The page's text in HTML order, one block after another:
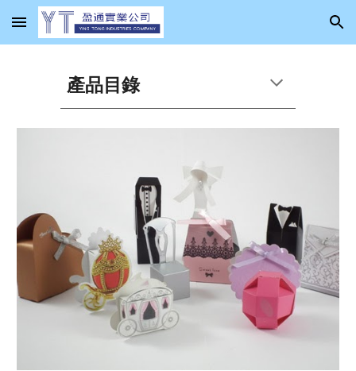
Skip to main content Skip to navigation
產品目錄